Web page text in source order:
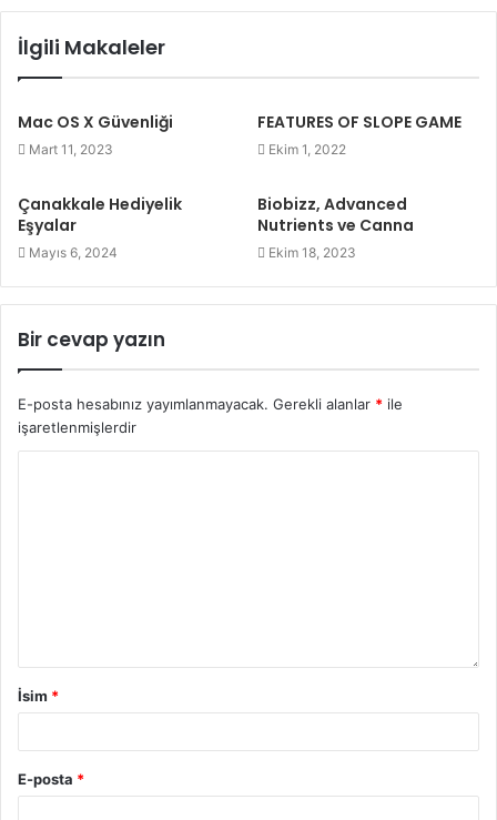
İlgili Makaleler
Mac OS X Güvenliği
Mart 11, 2023
FEATURES OF SLOPE GAME
Ekim 1, 2022
Çanakkale Hediyelik
Eşyalar
Mayıs 6, 2024
Biobizz, Advanced
Nutrients ve Canna
Ekim 18, 2023
Bir cevap yazın
E-posta hesabınız yayımlanmayacak. Gerekli alanlar * ile
işaretlenmişlerdir
İsim *
E-posta *